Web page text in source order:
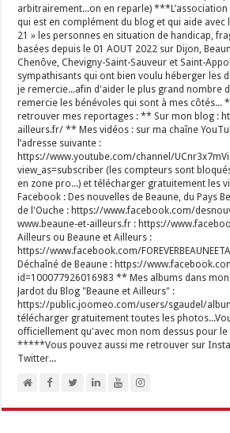
arbitrairement...on en reparle) ***L’association
qui est en complément du blog et qui aide avec
21 » les personnes en situation de handicap,
basées depuis le 01 AOUT 2022 sur Dijon,
Chenôve, Chevigny-Saint-Sauveur et Saint-
sympathisants qui ont bien voulu héberger les
je remercie...afin d'aider le plus grand nombre
remercie les bénévoles qui sont à mes côtés...
retrouver mes reportages : ** Sur mon blog :
ailleurs.fr/ ** Mes vidéos : sur ma chaîne
l’adresse suivante :
https://www.youtube.com/channel/
view_as=subscriber (les compteurs sont
en zone pro...) et télécharger gratuitement les
Facebook : Des nouvelles de Beaune, du Pays
de l'Ouche : https://www.facebook.com/
www.beaune-et-ailleurs.fr : https://
Ailleurs ou Beaune et Ailleurs :
https://www.facebook.com/
Déchaîné de Beaune : https://
id=100077926016983 ** Mes albums dans mon
Jardot du Blog "Beaune et Ailleurs" :
https://public.joomeo.com/users/sgaudel/
télécharger gratuitement toutes les
officiellement qu'avec mon nom dessus pour
*****Vous pouvez aussi me retrouver sur
Twitter...